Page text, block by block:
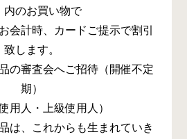
内のお買い物で
会計時、カードご提示で割引
致します。
の審査会へご招待（開催不定
期）
用人・上級使用人）
は、これからも生まれていき